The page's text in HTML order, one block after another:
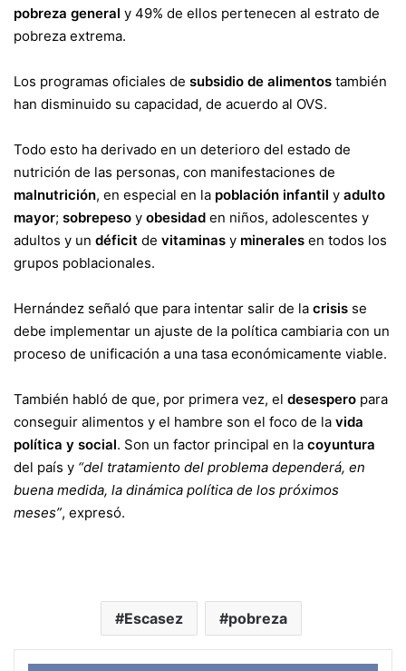
pobreza general y 49% de ellos pertenecen al estrato de
pobreza extrema.
Los programas oficiales de subsidio de alimentos también
han disminuido su capacidad, de acuerdo al OVS.
Todo esto ha derivado en un deterioro del estado de
nutrición de las personas, con manifestaciones de
malnutrición, en especial en la población infantil y adulto
mayor; sobrepeso y obesidad en niños, adolescentes y
adultos y un déficit de vitaminas y minerales en todos los
grupos poblacionales.
Hernández señaló que para intentar salir de la crisis se
debe implementar un ajuste de la política cambiaria con un
proceso de unificación a una tasa económicamente viable.
También habló de que, por primera vez, el desespero para
conseguir alimentos y el hambre son el foco de la vida
política y social. Son un factor principal en la coyuntura
del país y “del tratamiento del problema dependerá, en
buena medida, la dinámica política de los próximos
meses”, expresó.
Escasez pobreza